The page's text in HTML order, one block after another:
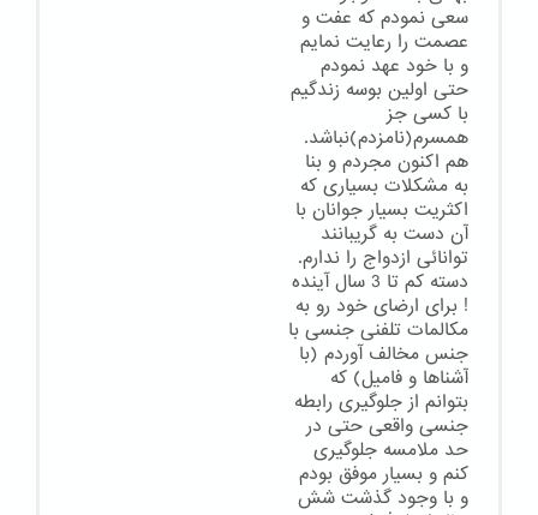
سعی نمودم که عفت و
عصمت را رعایت نمایم
و با خود عهد نمودم
حتی اولین بوسه زندگیم
با کسی جز
همسرم(نامزدم)نباشد.
هم اکنون مجردم و بنا
به مشکلات بسیاری که
اکثریت بسیار جوانان با
آن دست به گریبانند
توانائی ازدواج را ندارم.
دسته کم تا 3 سال آینده
! برای ارضای خود رو به
مکالمات تلفنی جنسی با
جنس مخالف آوردم (با
آشناها و فامیل) که
بتوانم از جلوگیری رابطه
جنسی واقعی حتی در
حد ملامسه جلوگیری
کنم و بسیار موفق بودم
و با وجود گذشت شش